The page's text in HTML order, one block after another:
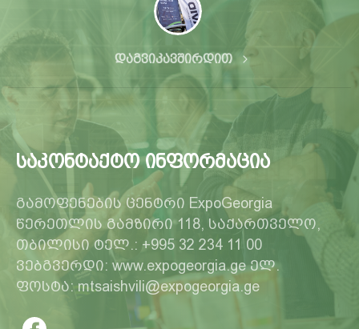
დაგვიკავშირდით
საკონტაქტო ინფორმაცია
გამოფენების ცენტრი ExpoGeorgia
წერეთლის გამზირი 118, საქართველო,
თბილისი ტელ.: +995 32 234 11 00
ვებგვერდი: www.expogeorgia.ge ელ.
ფოსტა: mtsaishvili@expogeorgia.ge